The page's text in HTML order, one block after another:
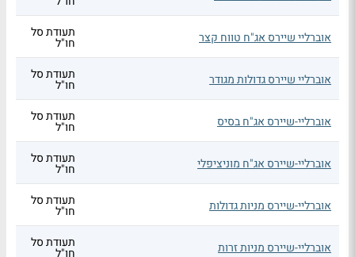
אוברליי שיירס אג"ח טווח קצר תעודת סל
חו"ל
אוברליי שיירס גדולות מגודר תעודת סל
חו"ל
אוברליי-שיירס אג"ח בסיס תעודת סל
חו"ל
אוברליי-שיירס אג"ח מוניציפלי תעודת סל
חו"ל
אוברליי-שיירס מניות גדולות תעודת סל
חו"ל
אוברליי-שיירס מניות זרות תעודת סל
חו"ל